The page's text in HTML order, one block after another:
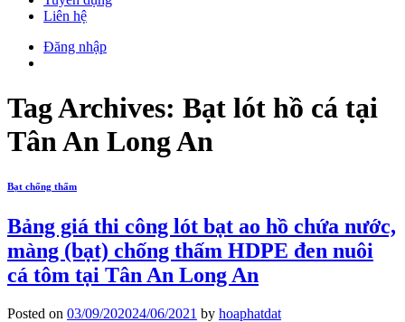
Liên hệ
Đăng nhập
Tag Archives: Bạt lót hồ cá tại
Tân An Long An
Bạt chống thấm
Bảng giá thi công lót bạt ao hồ chứa nước,
màng (bạt) chống thấm HDPE đen nuôi
cá tôm tại Tân An Long An
Posted on 03/09/202024/06/2021 by hoaphatdat